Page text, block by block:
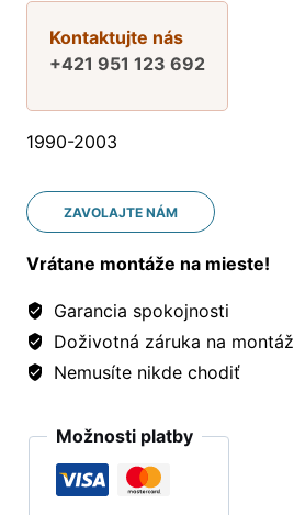
Kontaktujte nás
+421 951 123 692
1990-2003
ZAVOLAJTE NÁM
Vrátane montáže na mieste!
Garancia spokojnosti
Doživotná záruka na montáž
Nemusíte nikde chodiť
Možnosti platby